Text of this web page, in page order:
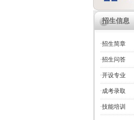
招生信息
·招生简章
·招生问答
·开设专业
·成考录取
·技能培训